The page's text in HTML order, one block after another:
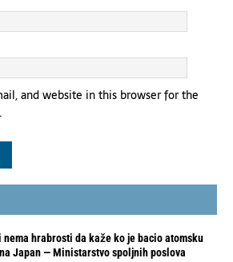
and website in this browser for the
hrabrosti da kaže ko je bacio atomsku
Japan — Ministarstvo spoljnih poslova